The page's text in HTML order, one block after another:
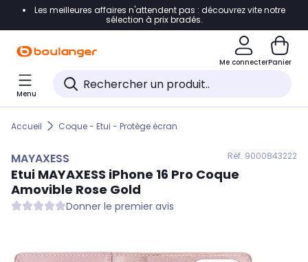
Accéder directement à la navigation
Accéder directement au pied de page
Accéder directement au chatbot
Les meilleures affaires n'attendent pas : découvrez vite notre
sélection à prix bradés.
Me connecterPanier
Menu
Accueil Coque - Etui - Protège écran
MAYAXESS Réf. 9000843222
Etui MAYAXESS iPhone 16 Pro Coque
Amovible Rose Gold
Donner le premier avis